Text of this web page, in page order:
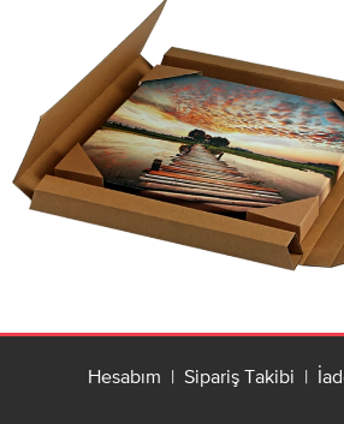
Hesabım | Sipariş Takibi |